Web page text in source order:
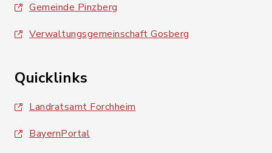
Gemeinde Pinzberg
Verwaltungsgemeinschaft Gosberg
Quicklinks
Landratsamt Forchheim
BayernPortal